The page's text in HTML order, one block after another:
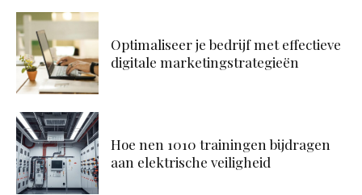
Optimaliseer je bedrijf met effectieve
digitale marketingstrategieën
Hoe nen 1010 trainingen bijdragen
aan elektrische veiligheid